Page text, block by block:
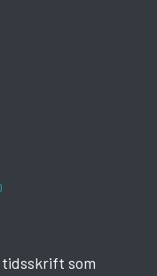
tidsskrift som